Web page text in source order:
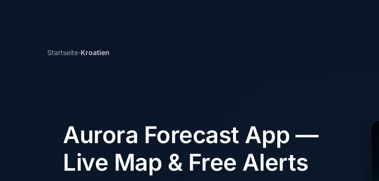
Startseite›Kroatien
Aurora Forecast App —
Live Map & Free Alerts